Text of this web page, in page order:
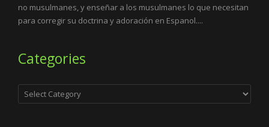
no musulmanes, y enseñar a los musulmanes lo que necesitan
para corregir su doctrina y adoración en Espanol....
Categories
Categories